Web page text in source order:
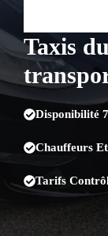
Taxis
Disponibilité
Chauffeurs
Tarifs